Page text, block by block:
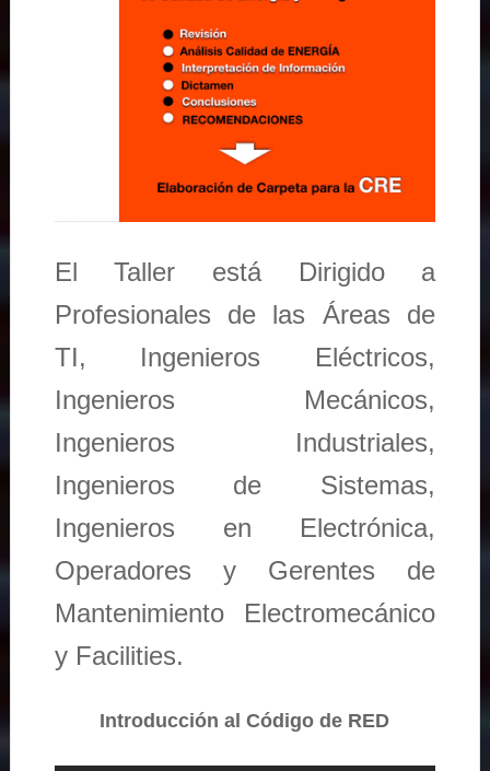
El Taller está Dirigido a
Profesionales de las Áreas de
TI, Ingenieros Eléctricos,
Ingenieros Mecánicos,
Ingenieros Industriales,
Ingenieros de Sistemas,
Ingenieros en Electrónica,
Operadores y Gerentes de
Mantenimiento Electromecánico
y Facilities.
Introducción al Código de RED